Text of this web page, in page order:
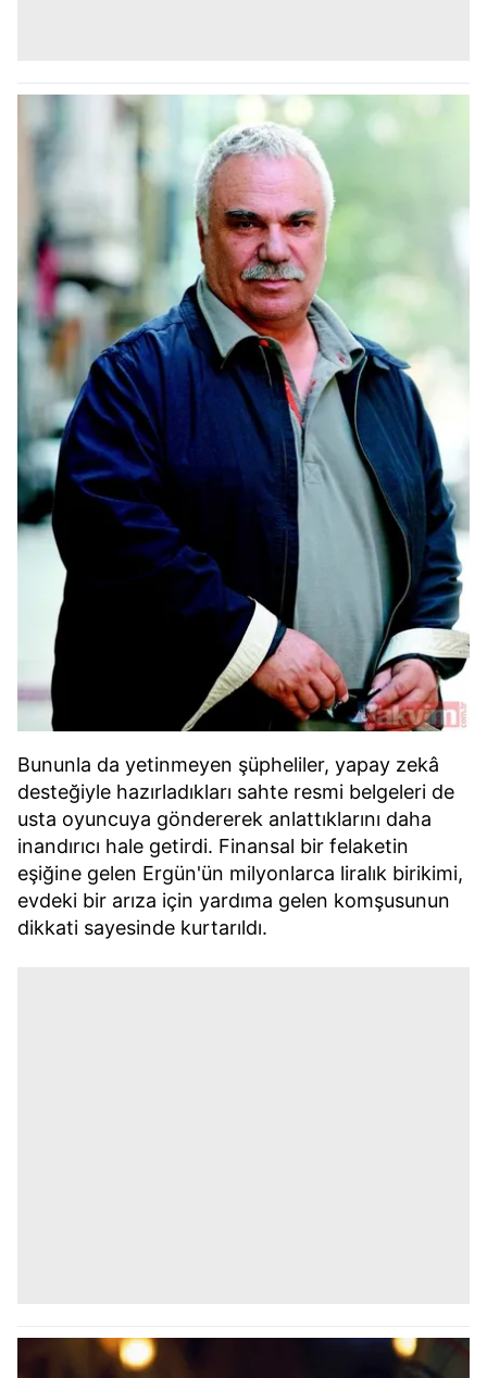
Bununla da yetinmeyen şüpheliler, yapay zekâ
desteğiyle hazırladıkları sahte resmi belgeleri de
usta oyuncuya göndererek anlattıklarını daha
inandırıcı hale getirdi. Finansal bir felaketin
eşiğine gelen Ergün'ün milyonlarca liralık birikimi,
evdeki bir arıza için yardıma gelen komşusunun
dikkati sayesinde kurtarıldı.